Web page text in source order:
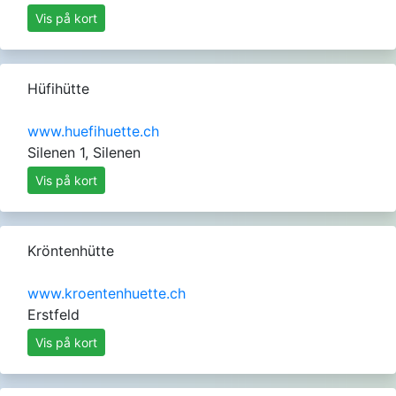
Vis på kort
Hüfihütte
www.huefihuette.ch
Silenen 1, Silenen
Vis på kort
Kröntenhütte
www.kroentenhuette.ch
Erstfeld
Vis på kort